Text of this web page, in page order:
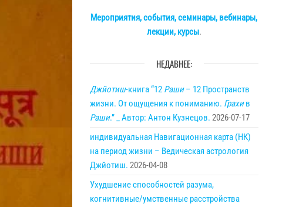
Мероприятия, события, семинары, вебинары,
лекции, курсы.
НЕДАВНЕЕ:
Джйотиш-книга “12 Раши– 12 Пространств
жизни. От ощущения к пониманию. Грахив
Раши.” _ Автор: Антон Кузнецов. 2026-07-17
индивидуальная Навигационная карта (НК)
на период жизни – Ведическая астрология
Джйотиш. 2026-04-08
Ухудшение способностей разума,
когнитивные/умственные расстройства